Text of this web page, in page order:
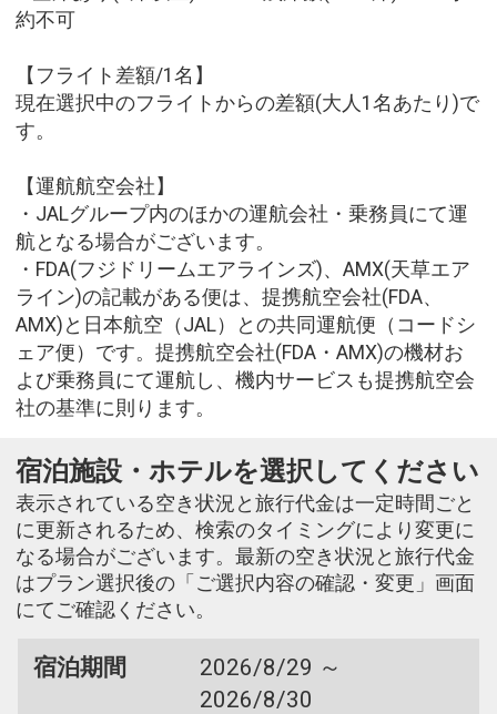
約不可
【フライト差額/1名】
現在選択中のフライトからの差額(大人1名あたり)で
す。
【運航航空会社】
・JALグループ内のほかの運航会社・乗務員にて運
航となる場合がございます。
・FDA(フジドリームエアラインズ)、AMX(天草エア
ライン)の記載がある便は、提携航空会社(FDA、
AMX)と日本航空（JAL）との共同運航便（コードシ
ェア便）です。提携航空会社(FDA・AMX)の機材お
よび乗務員にて運航し、機内サービスも提携航空会
社の基準に則ります。
宿泊施設・ホテルを選択してください
表示されている空き状況と旅行代金は一定時間ごと
に更新されるため、検索のタイミングにより変更に
なる場合がございます。最新の空き状況と旅行代金
はプラン選択後の「ご選択内容の確認・変更」画面
にてご確認ください。
宿泊期間
2026/8/29 ～
2026/8/30